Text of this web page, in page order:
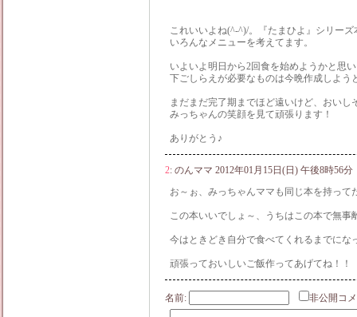
これいいよね(^-^)/。『たまひよ』シリーズ
いろんなメニューを考えてます。
いよいよ明日から2回食を始めようかと思
下ごしらえが必要なものは今晩作成しよう
まだまだ完了期までほど遠いけど、おいし
みっちゃんの笑顔を見て頑張ります！
ありがとう♪
2: のんママ 2012年01月15日(日) 午後8時56分
お～ぉ、みっちゃんママも同じ本を持って
この本いいでしょ～、うちはこの本で無事
今はときどき自分で食べてくれるまでにな
頑張っておいしいご飯作ってあげてね！！
名前: 非公開